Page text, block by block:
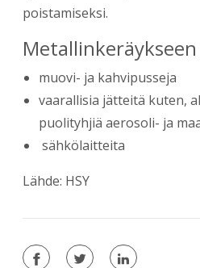
poistamiseksi.​
muovi- ja kahvipusseja
vaarallisia jätteitä kuten,
puolityhjiä aerosoli- ja
​ ​​sähkölai​tteita
Lähde: HSY